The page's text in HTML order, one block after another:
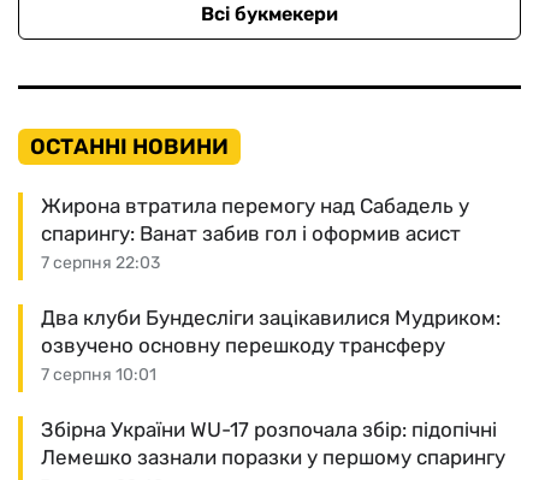
Всі букмекери
ОСТАННІ НОВИНИ
7 серпня 22:03
Жирона втратила перемогу над Сабадель у
спарингу: Ванат забив гол і оформив асист
7 серпня 10:01
Два клуби Бундесліги зацікавилися Мудриком:
озвучено основну перешкоду трансферу
Збірна України WU-17 розпочала збір: підопічні
Лемешко зазнали поразки у першому спарингу